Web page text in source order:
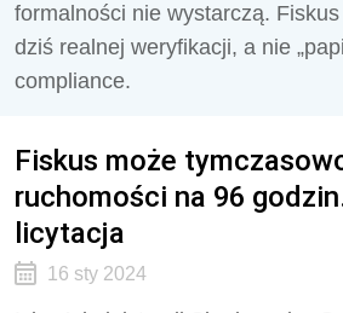
formalności nie wystarczą.
dziś realnej weryfikacji, a nie
compliance.
Fiskus może
ruchomości na 96
licytacja
16 sty 2024